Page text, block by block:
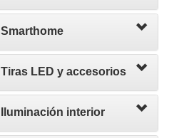
Smarthome
Tiras LED y accesorios
Iluminación interior